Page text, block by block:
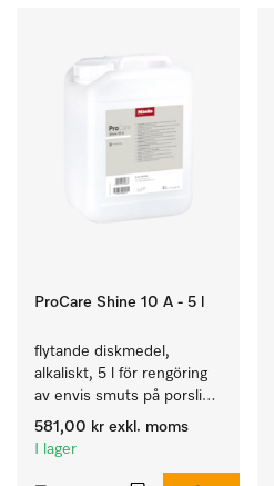
ProCare Shine 10 A - 5 l
flytande diskmedel,
alkaliskt, 5 l för rengöring
av envis smuts på porslin,
bestick och glas.
581,00 kr exkl. moms
I lager